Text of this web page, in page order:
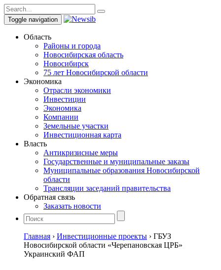
Toggle navigation
Область
Районы и города
Новосибирская область
Новосибирск
75 лет Новосибирской области
Экономика
Отрасли экономики
Инвестиции
Экономика
Компании
Земельные участки
Инвестиционная карта
Власть
Антикризисные меры
Государственные и муниципальные заказы
Муниципальные образования Новосибирской
области
Трансляции заседаний правительства
Обратная связь
Заказать новости
Главная › Инвестиционные проекты › ГБУЗ
Новосибирской области «Черепановская ЦРБ»
Украинский ФАП